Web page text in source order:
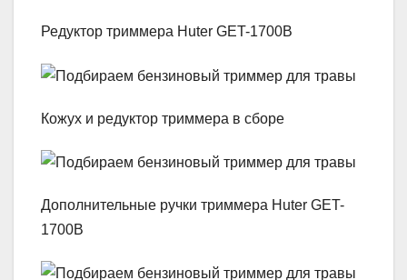
Редуктор триммера Huter GET-1700B
Кожух и редуктор триммера в сборе
Дополнительные ручки триммера Huter GET-
1700B